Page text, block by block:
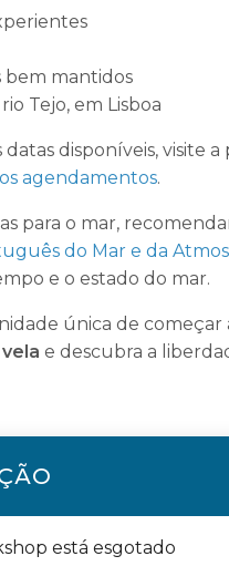
mantidos
Tejo, em Lisboa
disponíveis, visite a
agendamentos.
para o mar,
do Mar e da
e o estado do mar.
única de começar
e descubra a
está esgotado